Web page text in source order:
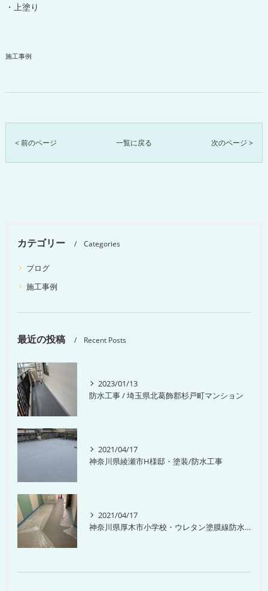
・上塗り
施工事例
< 前のページ 一覧に戻る 次のページ >
カテゴリー Categories
ブログ
施工事例
最近の投稿 Recent Posts
2023/01/13
防水工事 / 埼玉県北葛飾郡杉戸町マンション
2021/04/17
神奈川県綾瀬市H様邸・塗装/防水工事
2021/04/17
神奈川県厚木市小学校・ウレタン塗膜線防水工事